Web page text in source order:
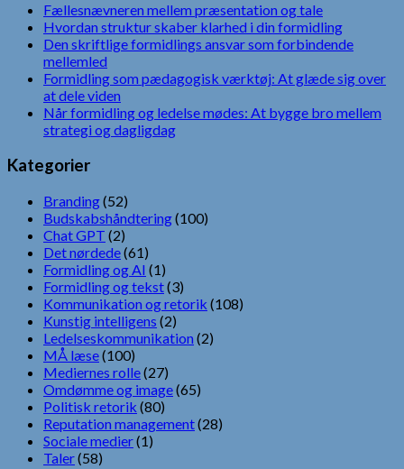
Fællesnævneren mellem præsentation og tale
Hvordan struktur skaber klarhed i din formidling
Den skriftlige formidlings ansvar som forbindende
mellemled
Formidling som pædagogisk værktøj: At glæde sig over
at dele viden
Når formidling og ledelse mødes: At bygge bro mellem
strategi og dagligdag
Kategorier
Branding(52)
Budskabshåndtering(100)
Chat GPT (2)
Det nørdede(61)
Formidling og AI (1)
Formidling og tekst(3)
Kommunikation og retorik (108)
Kunstig intelligens (2)
Ledelseskommunikation (2)
MÅ læse(100)
Mediernes rolle(27)
Omdømme og image(65)
Politisk retorik (80)
Reputation management(28)
Sociale medier(1)
Taler(58)